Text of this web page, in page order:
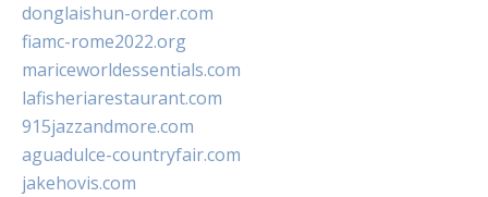
donglaishun-order.com
fiamc-rome2022.org
mariceworldessentials.com
lafisheriarestaurant.com
915jazzandmore.com
aguadulce-countryfair.com
jakehovis.com